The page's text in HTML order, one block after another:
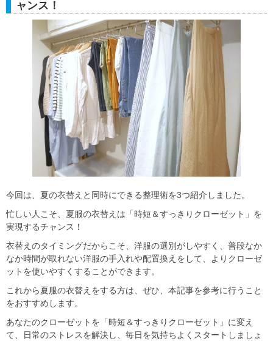
ャンス！
今回は、夏の衣替えと同時にできる整理術を3つ紹介しました。
忙しい人こそ、夏服の衣替えは「時短＆すっきりクローゼット」を
実現するチャンス！
衣替えのタイミングだからこそ、洋服の選別がしやすく、普段なか
なか時間が取れない洋服の手入れや配置換えをして、よりクローゼ
ットを使いやすくすることができます。
これから夏服の衣替えをする方は、ぜひ、本記事を参考に行うこと
をおすすめします。
あなたのクローゼットを「時短＆すっきりクローゼット」に変え
て、日常のストレスを解決し、毎日を気持ちよくスタートしましょ